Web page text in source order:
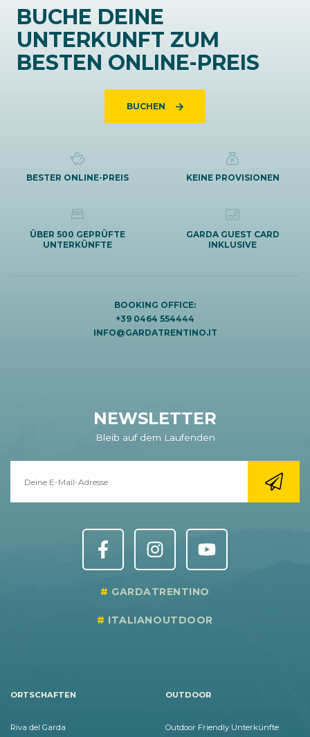
BUCHE DEINE
UNTERKUNFT ZUM
BESTEN ONLINE-PREIS
BUCHEN
BESTER ONLINE-PREIS KEINE PROVISIONEN
ÜBER 500 GEPRÜFTE
UNTERKÜNFTE
GARDA GUEST CARD
INKLUSIVE
BOOKING OFFICE:
+39 0464 554444
INFO@GARDATRENTINO.IT
NEWSLETTER
Bleib auf dem Laufenden
GARDATRENTINO
ITALIANOUTDOOR
ORTSCHAFTEN
Riva del Garda
OUTDOOR
Outdoor Friendly Unterkünfte